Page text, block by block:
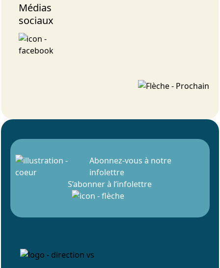
Médias
sociaux
Abonnez-vous à notre
infolettre
S’abonner à l’infolettre